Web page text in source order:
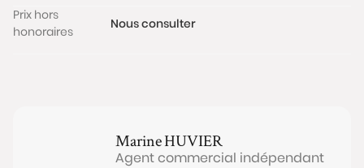
Prix hors
honoraires
Nous consulter
MarineHUVIER
Agent commercial indépendant